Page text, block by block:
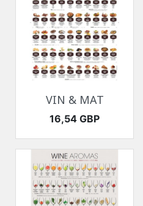
VIN & MAT
Pris
16,54 GBP